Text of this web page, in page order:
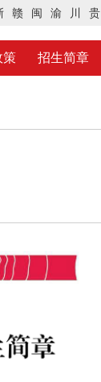
赣 闽 渝 川 贵
策 招生简章